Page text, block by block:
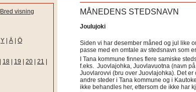
Bred visning
Y Ä Ö
18 19 20 21
MÅNEDENS STEDSNAVN
Joulujoki
Siden vi har desember måned og jul like
passe med en omtale av stedsnavn som
I Tana kommune finnes flere samiske
f.eks. Juovlajohka, Juovlavuotna (navn
Juovlarovvi (bru over Juovlajohka). Det
andre steder i Tana kommune og i
ikke behandles her, ettersom de ikke har